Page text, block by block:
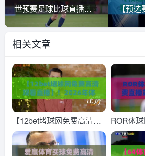
世预赛足球比球直播官网观看入口：2026年最全观赛指南与避坑攻略
相关文章
【12bet堵球网免费高清观
看直播】！2026年体育迷
必藏的神仙观赛平台
ROR体
直播站：
看的高